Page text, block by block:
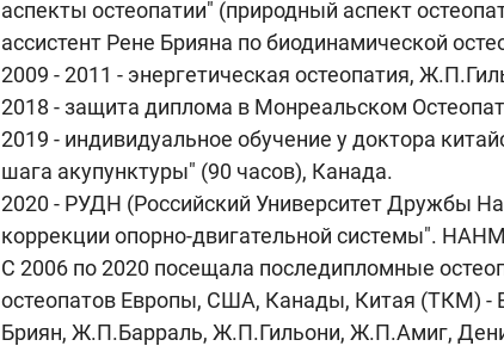
аспекты остеопатии" (природный аспект
ассистент Рене Брияна по биодинамической
2009 - 2011 - энергетическая остеопатия,
2018 - защита диплома в Монреальском
2019 - индивидуальное обучение у доктора
шага акупунктуры" (90 часов), Канада.
2020 - РУДН (Российский Университет Дружбы
коррекции опорно-двигательной системы".
С 2006 по 2020 посещала последипломные
остеопатов Европы, США, Канады, Китая (ТКМ)
Бриян, Ж.П.Барраль, Ж.П.Гильони, Ж.П.Амиг,